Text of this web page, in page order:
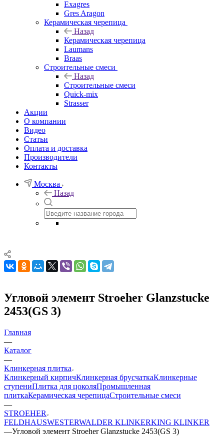
Exagres
Gres Aragon
Керамическая черепица
Назад
Керамическая черепица
Laumans
Braas
Строительные смеси
Назад
Строительные смеси
Quick-mix
Strasser
Акции
О компании
Видео
Статьи
Оплата и доставка
Производители
Контакты
Москва
Назад
Угловой элемент Stroeher Glanzstucke
2453(GS 3)
Главная
—
Каталог
—
Клинкерная плитка
Клинкерный кирпичКлинкерная брусчаткаКлинкерные
ступениПлитка для цоколяПромышленная
плиткаКерамическая черепицаСтроительные смеси
—
STROEHER
FELDHAUSWESTERWALDER KLINKERKING KLINKER
—Угловой элемент Stroeher Glanzstucke 2453(GS 3)